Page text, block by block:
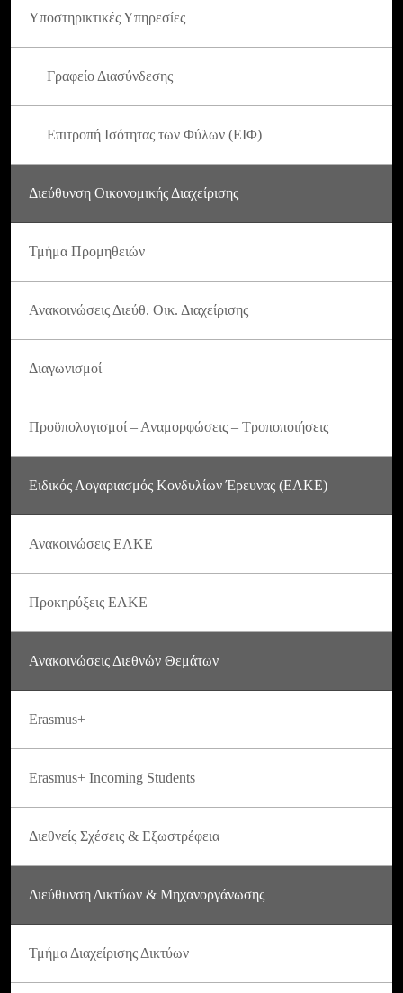
Υποστηρικτικές Υπηρεσίες
Γραφείο Διασύνδεσης
Επιτροπή Ισότητας των Φύλων (ΕΙΦ)
Διεύθυνση Οικονομικής Διαχείρισης
Τμήμα Προμηθειών
Ανακοινώσεις Διεύθ. Οικ. Διαχείρισης
Διαγωνισμοί
Προϋπολογισμοί – Αναμορφώσεις – Τροποποιήσεις
Ειδικός Λογαριασμός Κονδυλίων Έρευνας (ΕΛΚΕ)
Ανακοινώσεις ΕΛΚΕ
Προκηρύξεις ΕΛΚΕ
Ανακοινώσεις Διεθνών Θεμάτων
Erasmus+
Erasmus+ Incoming Students
Διεθνείς Σχέσεις & Εξωστρέφεια
Διεύθυνση Δικτύων & Μηχανοργάνωσης
Τμήμα Διαχείρισης Δικτύων